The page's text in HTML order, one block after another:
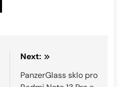
Next:
PanzerGlass sklo pro